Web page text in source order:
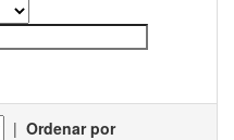
| Ordenar por